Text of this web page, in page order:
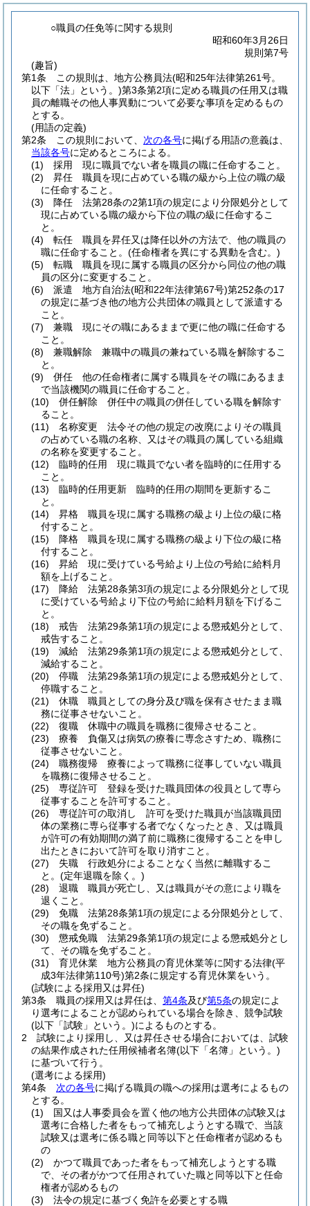
○職員の任免等に関する規則
昭和60年3月26日
規則第7号
(趣旨)
第1条
この規則は、地方公務員法(昭和25年法律第261号。
以下「法」という。)第3条第2項に定める職員の任用又は職
員の離職その他人事異動について必要な事項を定めるもの
とする。
(用語の定義)
第2条
この規則において、 次の各号に掲げる用語の意義は、
当該各号に定めるところによる。
(1)
採用 現に職員でない者を職員の職に任命すること。
(2)
昇任 職員を現に占めている職の級から上位の職の級
に任命すること。
(3)
降任 法第28条の2第1項の規定により分限処分として
現に占めている職の級から下位の職の級に任命するこ
と。
(4)
転任 職員を昇任又は降任以外の方法で、他の職員の
職に任命すること。 (任命権者を異にする異動を含む。)
(5)
転職 職員を現に属する職員の区分から同位の他の職
員の区分に変更すること。
(6)
派遣 地方自治法(昭和22年法律第67号)第252条の17
の規定に基づき他の地方公共団体の職員として派遣する
こと。
(7)
兼職 現にその職にあるままで更に他の職に任命する
こと。
(8)
兼職解除 兼職中の職員の兼ねている職を解除するこ
と。
(9)
併任 他の任命権者に属する職員をその職にあるまま
で当該機関の職員に任命すること。
(10)
併任解除 併任中の職員の併任している職を解除す
ること。
(11)
名称変更 法令その他の規定の改廃によりその職員
の占めている職の名称、又はその職員の属している組織
の名称を変更すること。
(12)
臨時的任用 現に職員でない者を臨時的に任用する
こと。
(13)
臨時的任用更新 臨時的任用の期間を更新するこ
と。
(14)
昇格 職員を現に属する職務の級より上位の級に格
付すること。
(15)
降格 職員を現に属する職務の級より下位の級に格
付すること。
(16)
昇給 現に受けている号給より上位の号給に給料月
額を上げること。
(17)
降給 法第28条第3項の規定による分限処分として現
に受けている号給より下位の号給に給料月額を下げるこ
と。
(18)
戒告 法第29条第1項の規定による懲戒処分として、
戒告すること。
(19)
減給 法第29条第1項の規定による懲戒処分として、
減給すること。
(20)
停職 法第29条第1項の規定による懲戒処分として、
停職すること。
(21)
休職 職員としての身分及び職を保有させたまま職
務に従事させないこと。
(22)
復職 休職中の職員を職務に復帰させること。
(23)
療養 負傷又は病気の療養に専念さすため、職務に
従事させないこと。
(24)
職務復帰 療養によって職務に従事していない職員
を職務に復帰させること。
(25)
専従許可 登録を受けた職員団体の役員として専ら
従事することを許可すること。
(26)
専従許可の取消し 許可を受けた職員が当該職員団
体の業務に専ら従事する者でなくなったとき、又は職員
が許可の有効期間の満了前に職務に復帰することを申し
出たときにおいて許可を取り消すこと。
(27)
失職 行政処分によることなく当然に離職するこ
と。 (定年退職を除く。)
(28)
退職 職員が死亡し、又は職員がその意により職を
退くこと。
(29)
免職 法第28条第1項の規定による分限処分として、
その職を免ずること。
(30)
懲戒免職 法第29条第1項の規定による懲戒処分とし
て、その職を免ずること。
(31)
育児休業 地方公務員の育児休業等に関する法律(平
成3年法律第110号)第2条に規定する育児休業をいう。
(試験による採用又は昇任)
第3条
職員の採用又は昇任は、 第4条及び第5条の規定によ
り選考によることが認められている場合を除き、競争試験
(以下「試験」という。)によるものとする。
2
試験により採用し、又は昇任させる場合においては、試験
の結果作成された任用候補者名簿(以下「名簿」という。)
に基づいて行う。
(選考による採用)
第4条
次の各号に掲げる職員の職への採用は選考によるもの
とする。
(1)
国又は人事委員会を置く他の地方公共団体の試験又は
選考に合格した者をもって補充しようとする職で、当該
試験又は選考に係る職と同等以下と任命権者が認めるも
の
(2)
かつて職員であった者をもって補充しようとする職
で、その者がかつて任用されていた職と同等以下と任命
権者が認めるもの
(3)
法令の規定に基づく免許を必要とする職